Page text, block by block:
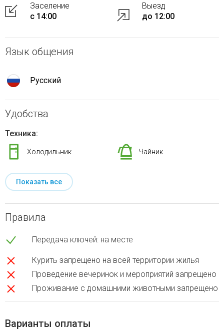
Заселение
с 14:00
Выезд
до 12:00
Язык общения
Русский
Удобства
Техника:
Холодильник Чайник
Показать все
Правила
Передача ключей: на месте
Курить запрещено на всей территории жилья
Проведение вечеринок и мероприятий запрещено
Проживание с домашними животными запрещено
Варианты оплаты